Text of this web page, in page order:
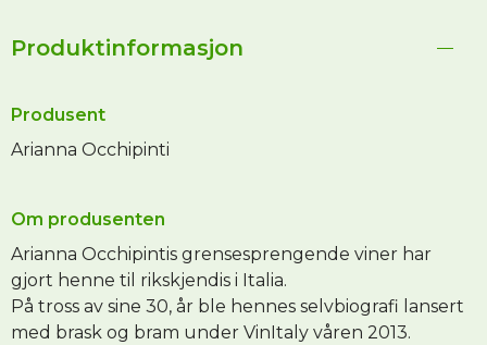
Produktinformasjon
Produsent
Arianna Occhipinti
Om produsenten
Arianna Occhipintis grensesprengende viner har
gjort henne til rikskjendis i Italia.
På tross av sine 30, år ble hennes selvbiografi lansert
med brask og bram under VinItaly våren 2013.